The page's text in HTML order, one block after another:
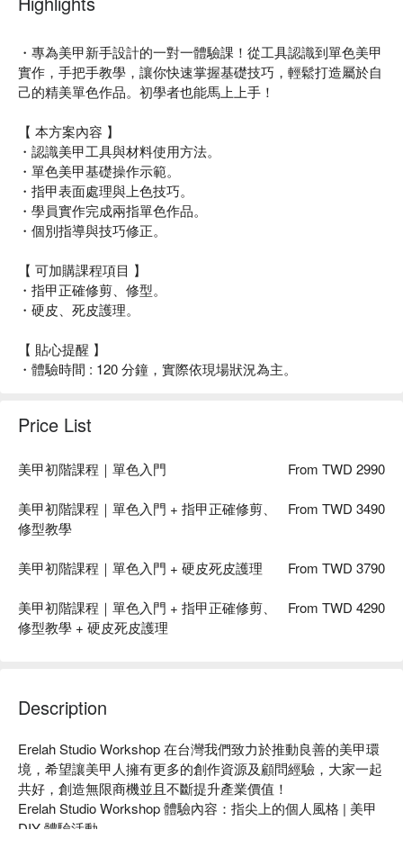
・專為美甲新手設計的一對一體驗課！從工具認識到單色美甲
實作，手把手教學，讓你快速掌握基礎技巧，輕鬆打造屬於自
己的精美單色作品。初學者也能馬上上手！
【 本方案內容 】
・認識美甲工具與材料使用方法。
・單色美甲基礎操作示範。
・指甲表面處理與上色技巧。
・學員實作完成兩指單色作品。
・個別指導與技巧修正。
【 可加購課程項目 】
・指甲正確修剪、修型。
・硬皮、死皮護理。
【 貼心提醒 】
・體驗時間 : 120 分鐘，實際依現場狀況為主。
Price List
美甲初階課程｜單色入門 From TWD 2990
美甲初階課程｜單色入門 + 指甲正確修剪、
修型教學
From TWD 3490
美甲初階課程｜單色入門 + 硬皮死皮護理 From TWD 3790
美甲初階課程｜單色入門 + 指甲正確修剪、
修型教學 + 硬皮死皮護理
From TWD 4290
Description
Erelah Studio Workshop 在台灣我們致力於推動良善的美甲環
境，希望讓美甲人擁有更多的創作資源及顧問經驗，大家一起
共好，創造無限商機並且不斷提升產業價值！
Erelah Studio Workshop 體驗內容：指尖上的個人風格 | 美甲
DIY 體驗活動